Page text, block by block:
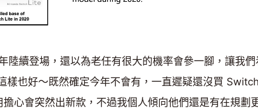
陸續登場，還以為老任有很大的機率會參一腳，讓我
樣也好～既然確定今年不會有，一直遲疑還沒買
心會突然出新款，不過我個人傾向他們還是有在規劃